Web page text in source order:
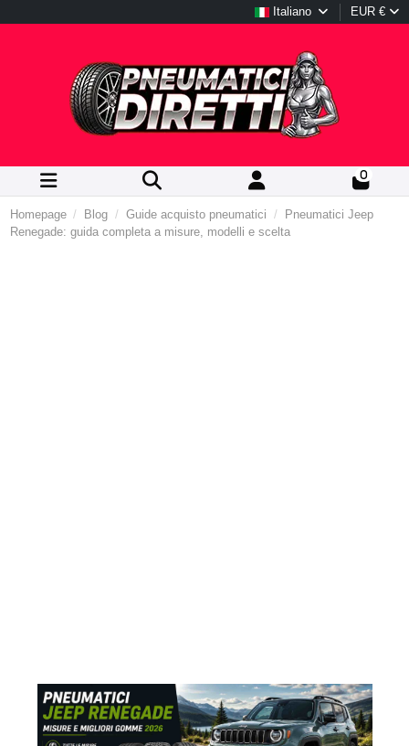
Italiano EUR €
0
Homepage Blog Guide acquisto pneumatici
Pneumatici Jeep
Renegade: guida completa a misure, modelli e scelta